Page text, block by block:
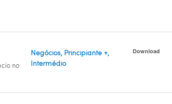
no
Negócios, Principiante +,
Intermédio
Download